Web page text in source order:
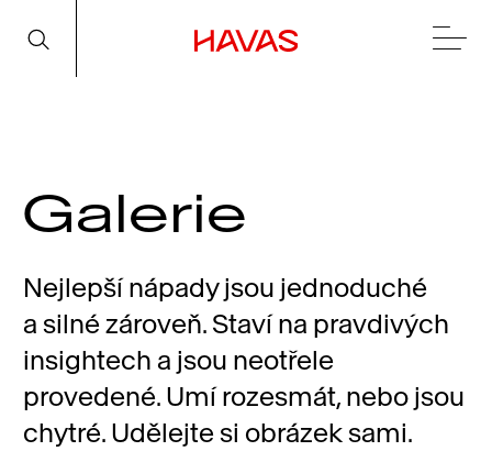
Galerie
Nejlepší nápady jsou jednoduché
a silné zároveň. Staví na pravdivých
insightech a jsou neotřele
provedené. Umí rozesmát, nebo jsou
chytré. Udělejte si obrázek sami.